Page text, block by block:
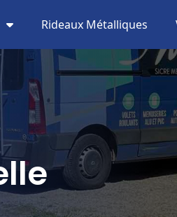
Rideaux Métalliques